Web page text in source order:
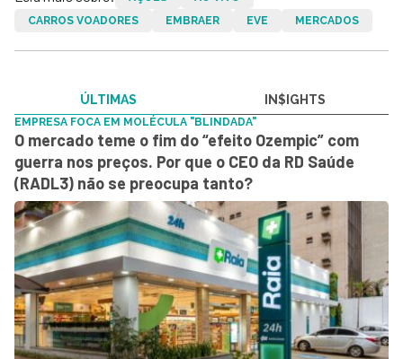
CARROS VOADORES
EMBRAER EVE MERCADOS
ÚLTIMAS IN$IGHTS
EMPRESA FOCA EM MOLÉCULA "BLINDADA"
O mercado teme o fim do “efeito Ozempic” com
guerra nos preços. Por que o CEO da RD Saúde
(RADL3) não se preocupa tanto?